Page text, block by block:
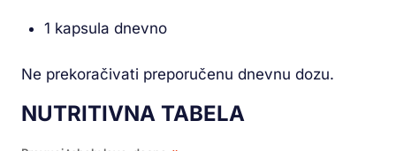
1 kapsula dnevno
Ne prekoračivati preporučenu dnevnu dozu.
NUTRITIVNA TABELA